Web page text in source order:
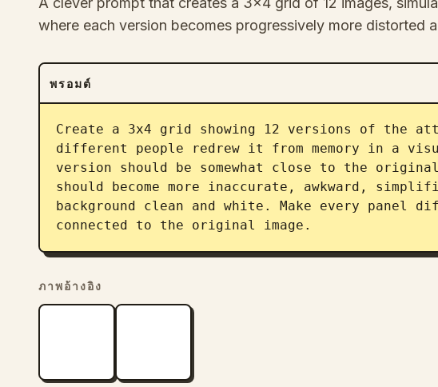
where each version becomes progressively more distorted
พรอมต์
Create a 3x4 grid showing 12 versions of the
different people redrew it from memory in a
version should be somewhat close to the
should become more inaccurate, awkward,
background clean and white. Make every
connected to the original image.
ภาพอ้างอิง